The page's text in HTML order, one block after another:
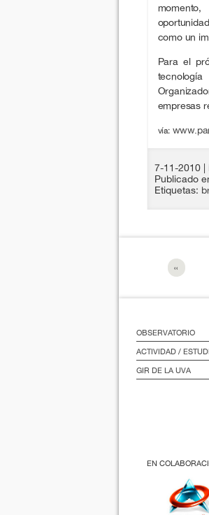
como un
Para el
empresas
vía:
7-11-2010
Publicado
Etiquetas:
‹‹
OBSERVATORIO
ACTIVIDAD /
GIR DE LA UVA
EN